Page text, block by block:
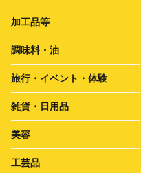
加工品等
調味料・油
旅行・イベント・体験
雑貨・日用品
美容
工芸品